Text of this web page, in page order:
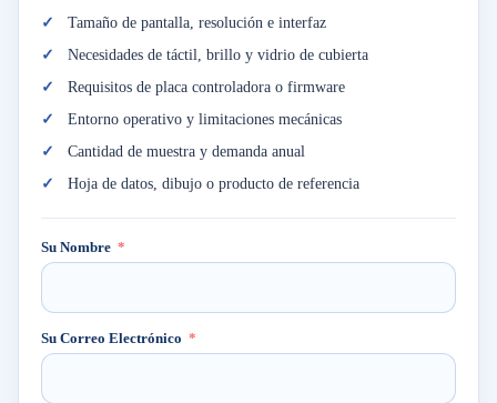
Tamaño de pantalla, resolución e interfaz
Necesidades de táctil, brillo y vidrio de cubierta
Requisitos de placa controladora o firmware
Entorno operativo y limitaciones mecánicas
Cantidad de muestra y demanda anual
Hoja de datos, dibujo o producto de referencia
Su Nombre
Su Correo Electrónico